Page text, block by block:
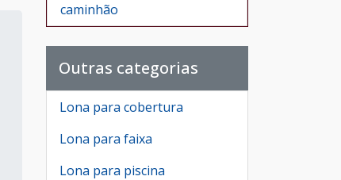
caminhão
Outras categorias
Lona para cobertura
Lona para faixa
Lona para piscina